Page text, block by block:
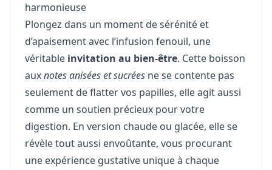
harmonieuse
Plongez dans un moment de sérénité et
d’apaisement avec l’infusion fenouil, une
véritable invitation au bien-être. Cette boisson
auxnotes anisées et sucrées ne se contente pas
seulement de flatter vos papilles, elle agit aussi
comme un soutien précieux pour votre
digestion. En version chaude ou glacée, elle se
révèle tout aussi envoûtante, vous procurant
une expérience gustative unique à chaque